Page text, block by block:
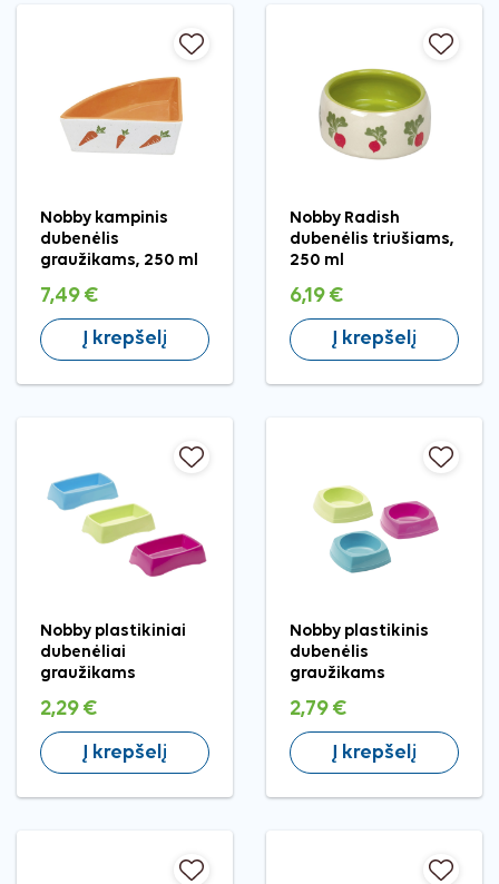
Nobby kampinis
dubenėlis
graužikams, 250 ml
7,49 €
Į krepšelį
Nobby Radish
dubenėlis triušiams,
250 ml
6,19 €
Į krepšelį
Nobby plastikiniai
dubenėliai
graužikams
2,29 €
Į krepšelį
Nobby plastikinis
dubenėlis
graužikams
2,79 €
Į krepšelį